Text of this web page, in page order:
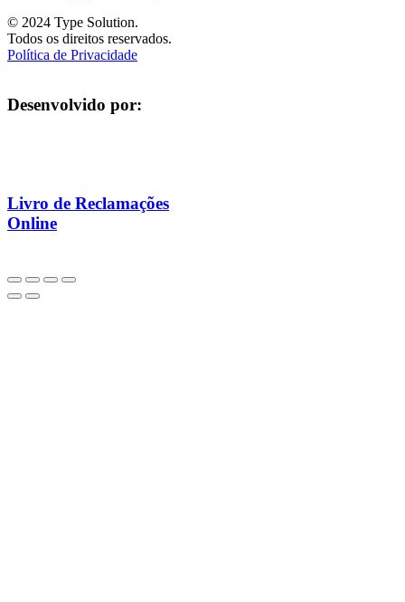
© 2024 Type Solution.
Todos os direitos reservados.
Política de Privacidade
Desenvolvido por:
Livro de Reclamações
Online